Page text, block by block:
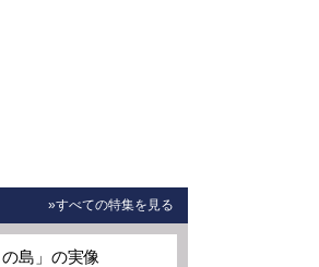
»すべての特集を見る
島」の実像